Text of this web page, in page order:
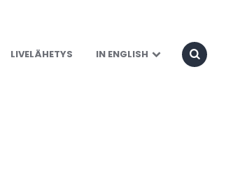
LIVELÄHETYS IN ENGLISH